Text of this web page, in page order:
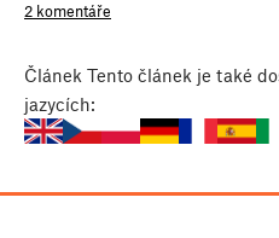
2 komentáře
Článek Tento článek je také
jazycích: